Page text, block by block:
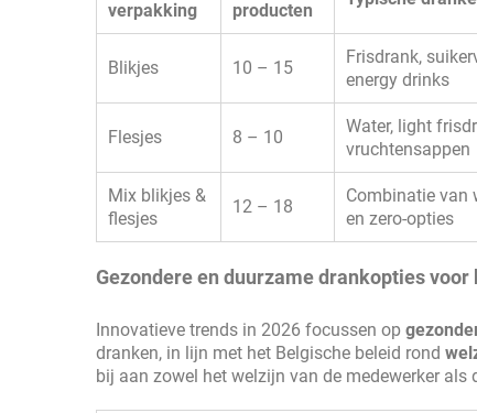
verpakking
producten
Blikjes 10 – 15
Frisdrank,
energy drinks
Flesjes 8 – 10
Water, light
vruchtensappen
Mix blikjes &
flesjes
12 – 18
Combinatie van
en zero-opties
Gezondere en duurzame drankopties
Innovatieve trends in 2026 focussen op
dranken, in lijn met het Belgische beleid rond
bij aan zowel het welzijn van de medewerker als